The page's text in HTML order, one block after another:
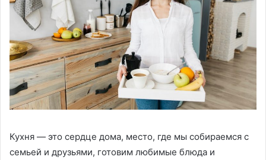
Кухня — это сердце дома, место, где мы собираемся с
семьей и друзьями, готовим любимые блюда и